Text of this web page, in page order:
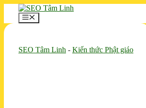
Chuyển
nội
dung
Menu
SEO Tâm Linh - Kiến thức Phật giáo